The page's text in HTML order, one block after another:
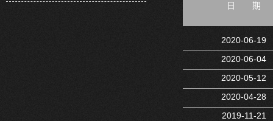
日 期
2020-06-19
2020-06-04
2020-05-12
2020-04-28
2019-11-21